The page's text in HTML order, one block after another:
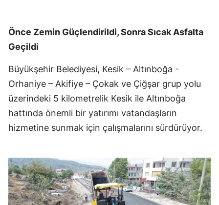
Önce Zemin Güçlendirildi, Sonra Sıcak Asfalta
Geçildi
Büyükşehir Belediyesi, Kesik – Altınboğa -
Orhaniye – Akifiye – Çokak ve Çiğşar grup yolu
üzerindeki 5 kilometrelik Kesik ile Altınboğa
hattında önemli bir yatırımı vatandaşların
hizmetine sunmak için çalışmalarını sürdürüyor.